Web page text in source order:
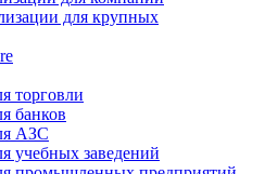
для крупных
торговли
банков
АЗС
учебных заведений